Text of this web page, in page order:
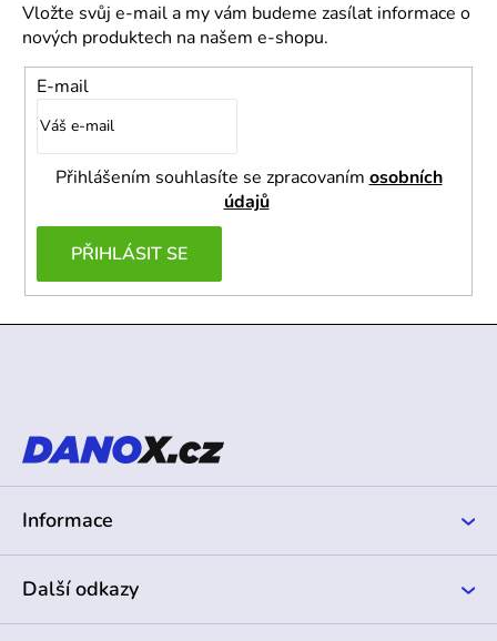
Vložte svůj e-mail a my vám budeme zasílat informace o
nových produktech na našem e-shopu.
E-mail
Přihlášením souhlasíte se zpracovaním osobních
údajů
PŘIHLÁSIT SE
t
Informace
Další odkazy